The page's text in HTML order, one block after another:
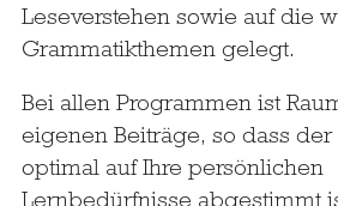
Leseverstehen sowie auf die
Grammatikthemen gelegt.
Bei allen Programmen ist
eigenen Beiträge, so dass
optimal auf Ihre persönlichen
Lernbedürfnisse abgestimmt